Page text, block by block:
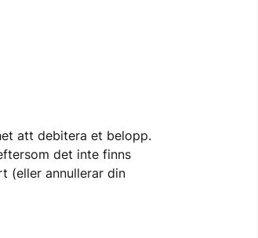
att debitera et belopp.
det inte finns
(eller annullerar din